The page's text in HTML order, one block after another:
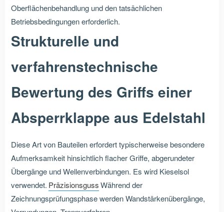
Oberflächenbehandlung und den tatsächlichen
Betriebsbedingungen erforderlich.
Strukturelle und
verfahrenstechnische
Bewertung des Griffs einer
Absperrklappe aus Edelstahl
Diese Art von Bauteilen erfordert typischerweise besondere
Aufmerksamkeit hinsichtlich flacher Griffe, abgerundeter
Übergänge und Wellenverbindungen. Es wird Kieselsol
verwendet. PräzisionsgussWährend der
Zeichnungsprüfungsphase werden Wandstärkenübergänge,